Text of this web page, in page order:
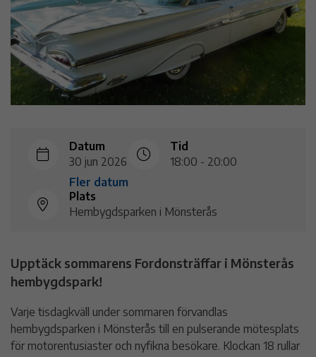
Datum
30 jun 2026
Fler datum
Tid
18:00 - 20:00
Plats
Hembygdsparken i Mönsterås
Upptäck sommarens Fordonsträffar i Mönsterås
hembygdspark!
Varje tisdagkväll under sommaren förvandlas
hembygdsparken i Mönsterås till en pulserande mötesplats
för motorentusiaster och nyfikna besökare. Klockan 18 rullar